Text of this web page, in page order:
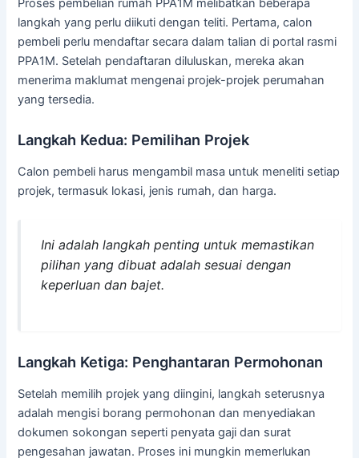
Proses pembelian rumah PPA1M melibatkan beberapa
langkah yang perlu diikuti dengan teliti. Pertama, calon
pembeli perlu mendaftar secara dalam talian di portal rasmi
PPA1M. Setelah pendaftaran diluluskan, mereka akan
menerima maklumat mengenai projek-projek perumahan
yang tersedia.
Langkah Kedua: Pemilihan Projek
Calon pembeli harus mengambil masa untuk meneliti setiap
projek, termasuk lokasi, jenis rumah, dan harga.
Ini adalah langkah penting untuk memastikan
pilihan yang dibuat adalah sesuai dengan
keperluan dan bajet.
Langkah Ketiga: Penghantaran Permohonan
Setelah memilih projek yang diingini, langkah seterusnya
adalah mengisi borang permohonan dan menyediakan
dokumen sokongan seperti penyata gaji dan surat
pengesahan jawatan. Proses ini mungkin memerlukan